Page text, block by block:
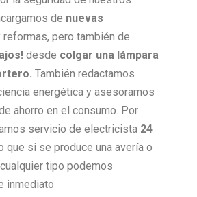
de nuevas
reformas, pero también de
desde colgar una lámpara
También redactamos
energética y asesoramos
ahorro en el consumo. Por
servicio de electricista 24
que si se produce una avería o
tipo podemos
inmediato